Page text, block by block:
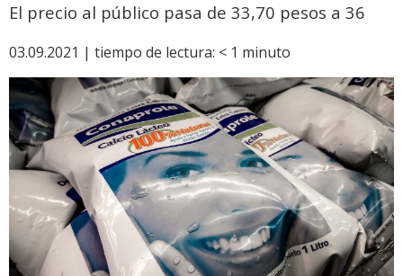
El precio al público pasa de 33,70 pesos a 36
03.09.2021 | tiempo de lectura: < 1 minuto